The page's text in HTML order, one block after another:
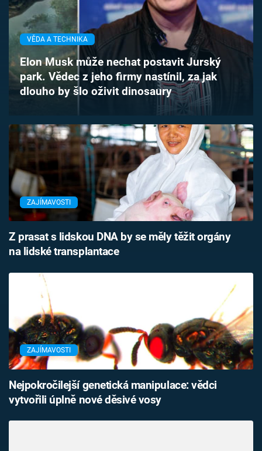
TV Program
Časopis
Sledujte prima+
Sledujte nás
VĚDA A TECHNIKA
Elon Musk může nechat postavit Jurský
park. Vědec z jeho firmy nastínil, za jak
dlouho by šlo oživit dinosaury
ZAJÍMAVOSTI
Z prasat s lidskou DNA by se měly těžit orgány
na lidské transplantace
ZAJÍMAVOSTI
Nejpokročilejší genetická manipulace: vědci
vytvořili úplně nové děsivé vosy